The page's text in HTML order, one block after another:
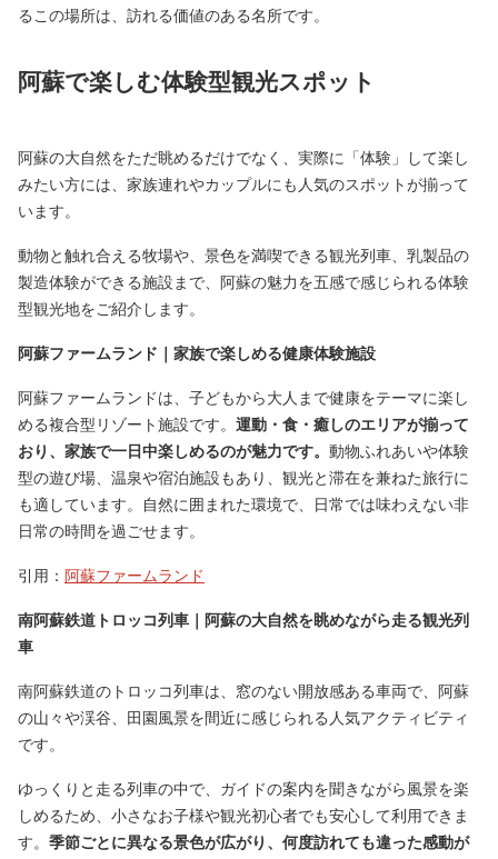
るこの場所は、訪れる価値のある名所です。
阿蘇で楽しむ体験型観光スポット
阿蘇の大自然をただ眺めるだけでなく、実際に「体験」して楽し
みたい方には、家族連れやカップルにも人気のスポットが揃って
います。
動物と触れ合える牧場や、景色を満喫できる観光列車、乳製品の
製造体験ができる施設まで、阿蘇の魅力を五感で感じられる体験
型観光地をご紹介します。
阿蘇ファームランド｜家族で楽しめる健康体験施設
阿蘇ファームランドは、子どもから大人まで健康をテーマに楽し
める複合型リゾート施設です。 運動・食・癒しのエリアが揃って
おり、家族で一日中楽しめるのが魅力です。 動物ふれあいや体験
型の遊び場、温泉や宿泊施設もあり、観光と滞在を兼ねた旅行に
も適しています。自然に囲まれた環境で、日常では味わえない非
日常の時間を過ごせます。
引用： 阿蘇ファームランド
南阿蘇鉄道トロッコ列車｜阿蘇の大自然を眺めながら走る観光列
車
南阿蘇鉄道のトロッコ列車は、窓のない開放感ある車両で、阿蘇
の山々や渓谷、田園風景を間近に感じられる人気アクティビティ
です。
ゆっくりと走る列車の中で、ガイドの案内を聞きながら風景を楽
しめるため、小さなお子様や観光初心者でも安心して利用できま
す。 季節ごとに異なる景色が広がり、何度訪れても違った感動が